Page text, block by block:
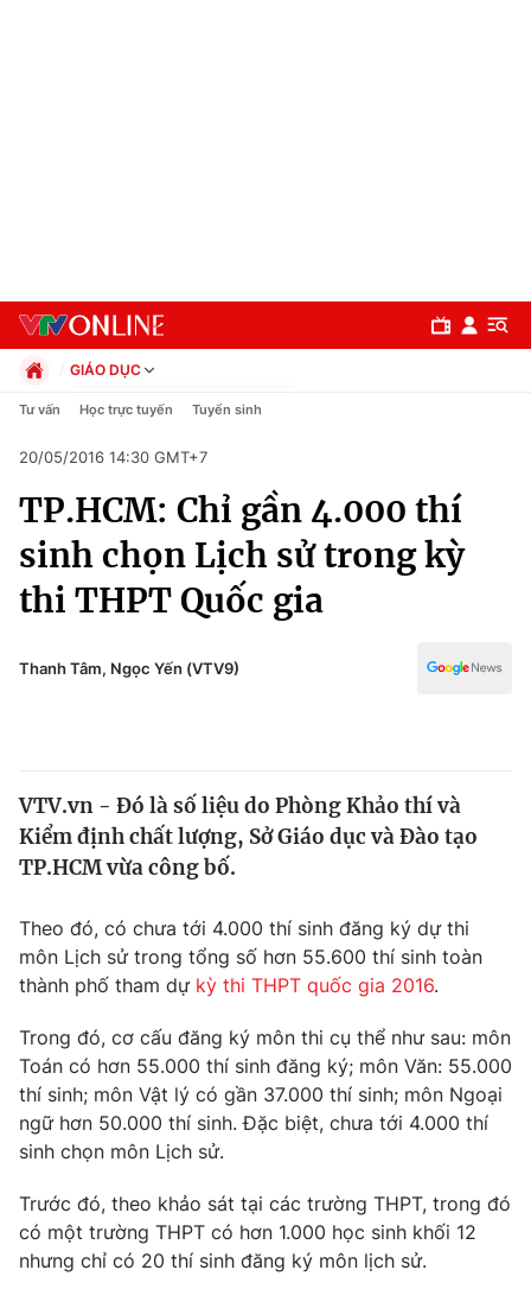
Chuyên mục
Chính trị
Xã hội
Pháp luật
Thế giới
Tin tức
Câu chuyện quốc tế
Kinh tế
Tài chính
Thị trường
Góc doanh nghiệp
Dữ liệu và đời sống
Phim VTV
Hậu trường
Nhân vật
Khán giả
Giải sao mai
Giải trí
Điện ảnh
Sao
Đời sống
Du lịch
Làm đẹp
Giáo dục
Tuyển sinh
GIÁO DỤC
Chính trị
Pháp luật
Kinh tế
Thể thao
Truyền hình
Văn hóa - Giải trí
Công nghệ
Tư vấn Học trực tuyến Tuyển sinh
20/05/2016 14:30 GMT+7
TP.HCM: Chỉ gần 4.000 thí
sinh chọn Lịch sử trong kỳ
thi THPT Quốc gia
Thanh Tâm, Ngọc Yến (VTV9)
VTV.vn - Đó là số liệu do Phòng Khảo thí và
Kiểm định chất lượng, Sở Giáo dục và Đào tạo
TP.HCM vừa công bố.
Theo đó, có chưa tới 4.000 thí sinh đăng ký dự thi
môn Lịch sử trong tổng số hơn 55.600 thí sinh toàn
thành phố tham dự kỳ thi THPT quốc gia 2016.
Trong đó, cơ cấu đăng ký môn thi cụ thể như sau: môn
Toán có hơn 55.000 thí sinh đăng ký; môn Văn: 55.000
thí sinh; môn Vật lý có gần 37.000 thí sinh; môn Ngoại
ngữ hơn 50.000 thí sinh. Đặc biệt, chưa tới 4.000 thí
sinh chọn môn Lịch sử.
Trước đó, theo khảo sát tại các trường THPT, trong đó
có một trường THPT có hơn 1.000 học sinh khối 12
nhưng chỉ có 20 thí sinh đăng ký môn lịch sử.